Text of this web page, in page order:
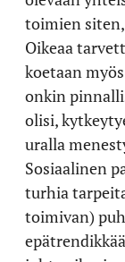
toimien
Oikeaa
koetaan
onkin
olisi,
uralla
Sosiaalinen
turhia
toimivan)